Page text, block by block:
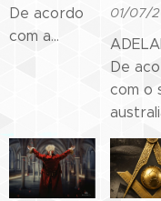
De acordo
com a
desta
semana, em
uma cena
01/07/
De
com o
The
da